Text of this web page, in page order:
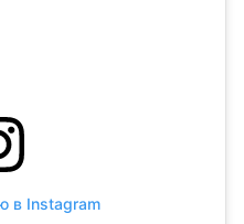
в Instagram